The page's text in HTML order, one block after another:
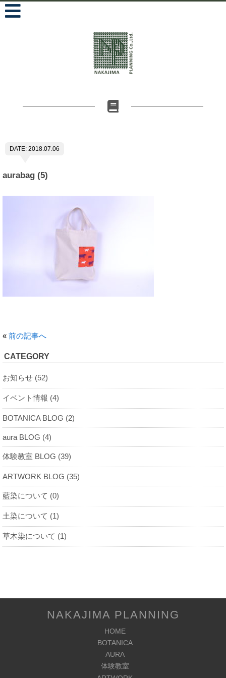
DATE: 2018.07.06
aurabag (5)
« 前の記事へ
CATEGORY
お知らせ (52)
イベント情報 (4)
BOTANICA BLOG (2)
aura BLOG (4)
体験教室 BLOG (39)
ARTWORK BLOG (35)
藍染について (0)
土染について (1)
草木染について (1)
NAKAJIMA PLANNING
HOME
BOTANICA
AURA
体験教室